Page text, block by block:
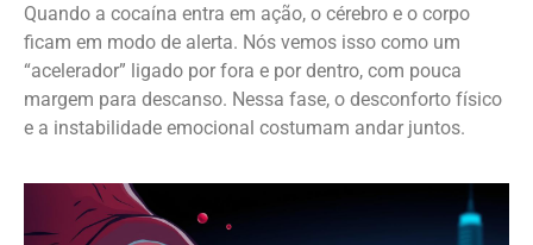
Quando a cocaína entra em ação, o cérebro e o corpo
ficam em modo de alerta. Nós vemos isso como um
“acelerador” ligado por fora e por dentro, com pouca
margem para descanso. Nessa fase, o desconforto físico
e a instabilidade emocional costumam andar juntos.